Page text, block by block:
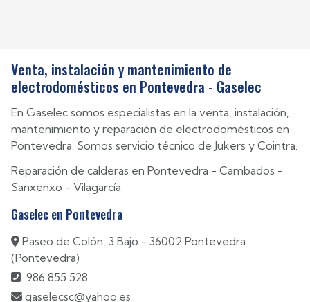
Venta, instalación y mantenimiento de
electrodomésticos en Pontevedra - Gaselec
En Gaselec somos especialistas en la venta, instalación,
mantenimiento y reparación de electrodomésticos en
Pontevedra. Somos servicio técnico de Jukers y Cointra.
Reparación de calderas en Pontevedra - Cambados -
Sanxenxo - Vilagarcía
Gaselec en Pontevedra
Paseo de Colón, 3 Bajo - 36002 Pontevedra
(Pontevedra)
986 855 528
gaselecsc@yahoo.es